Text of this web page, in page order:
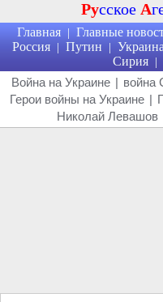
Русское А
Главная | Главные
Россия | Путин | Украина
Сирия |
Война на Украине | война
Герои войны на Украине |
Николай Левашов